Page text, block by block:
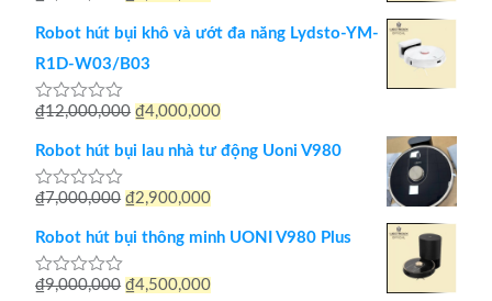
₫3,590,000.
hạng
5
sao
gốc
là:
hiện
₫5,590,000.
Robot hút bụi khô và ướt đa năng Lydsto-YM-
R1D-W03/B03
Được
hạng
5
sao
₫12,000,000 Giá
gốc
₫12,000,000.
₫4,000,000Giá
hiện
₫4,000,000.
Robot hút bụi lau nhà tư động Uoni V980
Được
hạng
5
sao
₫7,000,000 Giá
gốc
₫7,000,000.
₫2,900,000Giá
hiện
là:
Robot hút bụi thông minh UONI V980 Plus
Được
₫9,000,000 Giá
₫4,500,000Giá